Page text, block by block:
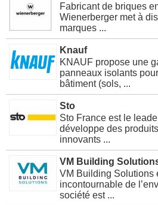
Fabricant de briques
Wienerberger met à
marques ...
Knauf
KNAUF propose une
panneaux isolants
bâtiment (sols, ...
Sto
Sto France est le
développe des
innovants ...
VM Building
VM Building Solutions
incontournable de
société est ...